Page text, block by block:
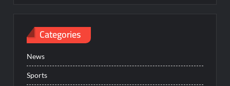
Categories
News
Sports